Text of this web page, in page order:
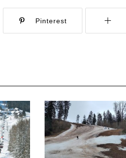
Pinterest